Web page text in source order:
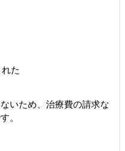
た
いため、治療費の請求な
。